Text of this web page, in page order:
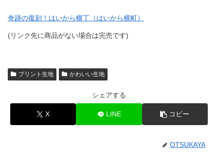
奇跡の復刻！はいから横丁（はいから横町）
(リンク先に商品がない場合は完売です)
プリント生地 かわいい生地
シェアする
X LINE コピー
OTSUKAYA